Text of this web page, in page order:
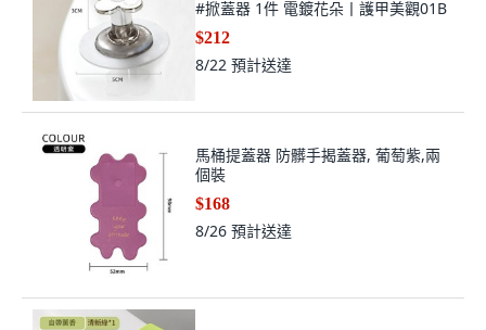
#掀蓋器 1件 電鍍花朵丨護甲美觀01B
$212
8/22 預計送達
馬桶提蓋器 防髒手揭蓋器, 葡萄紫,兩
個裝
$168
8/26 預計送達